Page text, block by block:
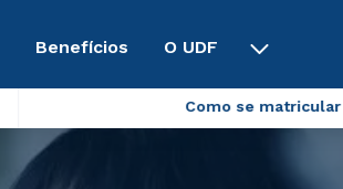
Benefícios O UDF
Como se matricular